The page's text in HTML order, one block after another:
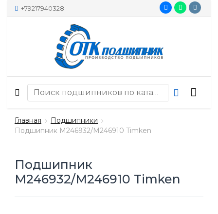
+79217940328
Главная
Подшипники
Подшипник M246932/M246910 Timken
Подшипник
M246932/M246910 Timken